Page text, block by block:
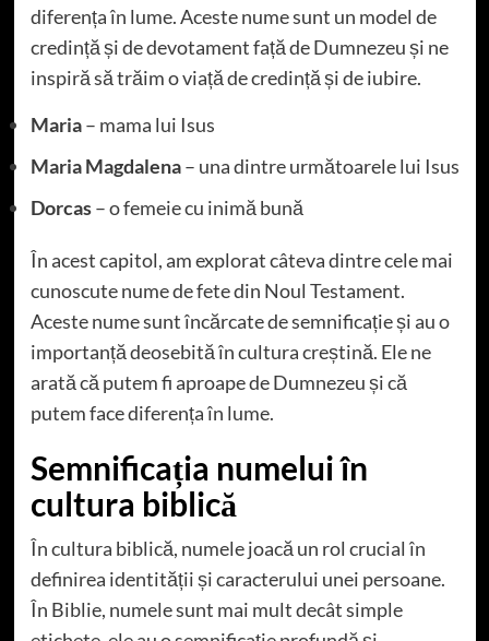
diferența în lume. Aceste nume sunt un model de
credință și de devotament față de Dumnezeu și ne
inspiră să trăim o viață de credință și de iubire.
Maria– mama lui Isus
Maria Magdalena– una dintre următoarele lui Isus
Dorcas– o femeie cu inimă bună
În acest capitol, am explorat câteva dintre cele mai
cunoscute nume de fete din Noul Testament.
Aceste nume sunt încărcate de semnificație și au o
importanță deosebită în cultura creștină. Ele ne
arată că putem fi aproape de Dumnezeu și că
putem face diferența în lume.
Semnificația numelui în
cultura biblică
În cultura biblică, numele joacă un rol crucial în
definirea identității și caracterului unei persoane.
În Biblie, numele sunt mai mult decât simple